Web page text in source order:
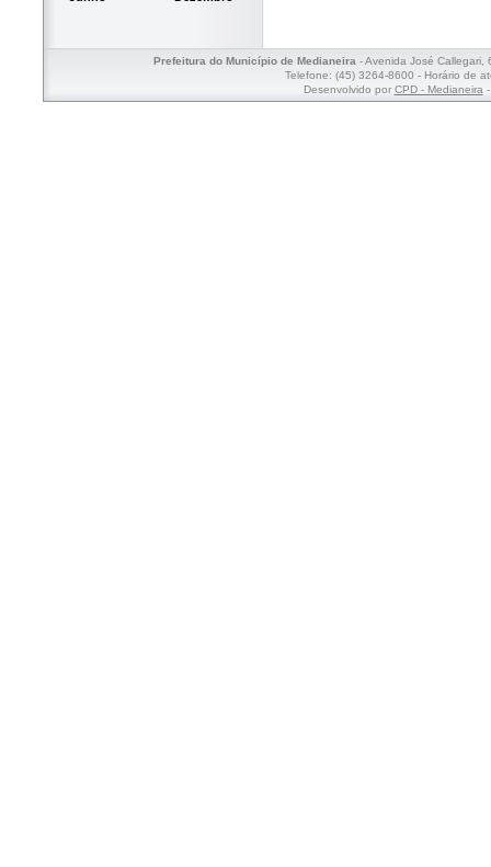
Prefeitura do Município de Medianeira- Avenida José Callegari,
Telefone: (45) 3264-8600 - Horário de
Desenvolvido por CPD - Medianeira-